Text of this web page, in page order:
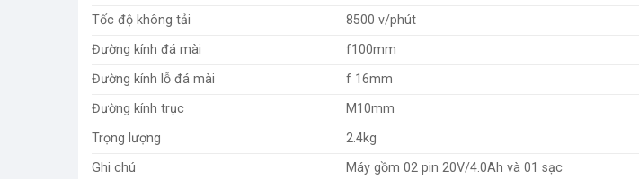
Tốc độ không tải
8500 v/phút
Đường kính đá mài
f100mm
Đường kính lỗ đá mài
f 16mm
Đường kính trục
M10mm
Trọng lượng
2.4kg
Ghi chú
Máy gồm 02 pin 20V/4.0Ah và 01 sạc